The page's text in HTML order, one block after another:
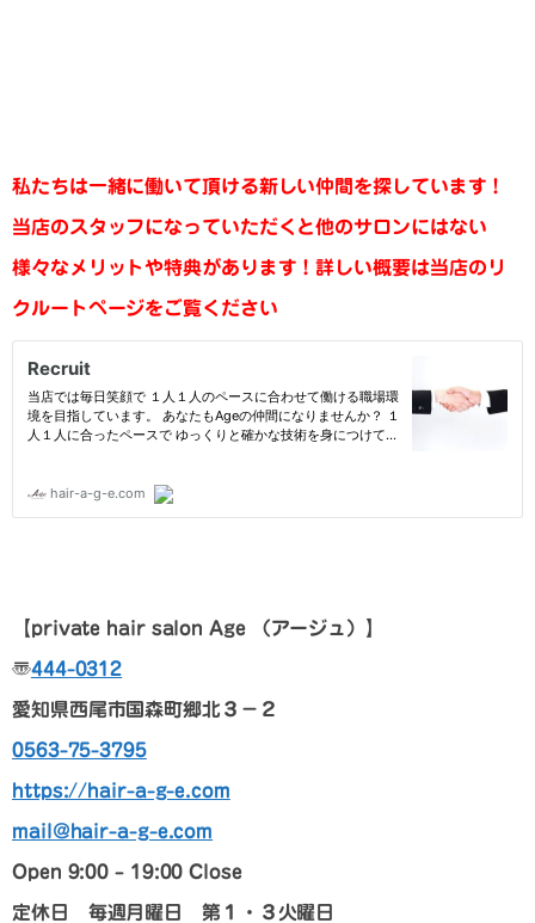
私たちは一緒に働いて頂ける新しい仲間を探しています！
当店のスタッフになっていただくと他のサロンにはない
様々なメリットや特典があります！詳しい概要は当店のリ
クルートページをご覧ください
【private hair salon Age （アージュ） 】
〠444-0312
愛知県西尾市国森町郷北３－２
0563-75-3795
https://hair-a-g-e.com
mail@hair-a-g-e.com
Open 9:00 – 19:00 Close
定休日 毎週月曜日 第１・３火曜日